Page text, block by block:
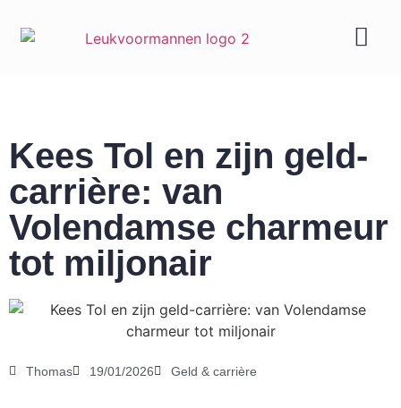
Kees Tol en zijn geld-
carrière: van
Volendamse charmeur
tot miljonair
Thomas 19/01/2026 Geld & carrière